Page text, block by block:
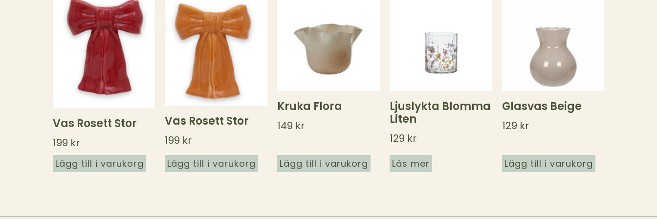
Vas Rosett Stor
199 kr
Lägg till i varukorg
Vas Rosett Stor
199 kr
Lägg till i varukorg
Kruka Flora
149 kr
Lägg till i varukorg
Ljuslykta Blomma
Liten
129 kr
Läs mer
Glasvas Beige
129 kr
Lägg till i varukorg